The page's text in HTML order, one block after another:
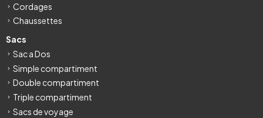
Cordages
Chaussettes
Sacs
Sac a Dos
Simple compartiment
Double compartiment
Triple compartiment
Sacs de voyage